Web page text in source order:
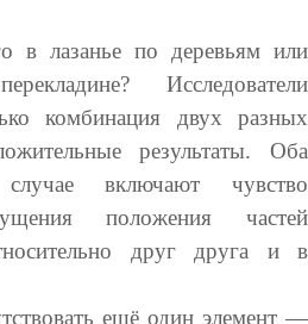
лазанье по деревьям или
Исследователи
комбинация двух разных
результаты. Оба
включают чувство
положения частей
друг друга и в
ещё один элемент —